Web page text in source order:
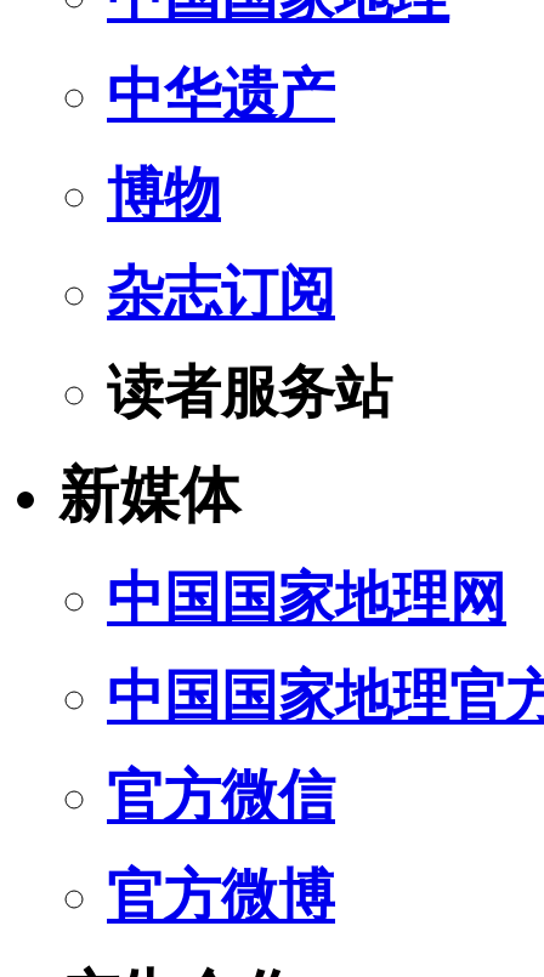
中华遗产
博物
杂志订阅
读者服务站
新媒体
中国国家地理网
中国国家地理官
官方微信
官方微博